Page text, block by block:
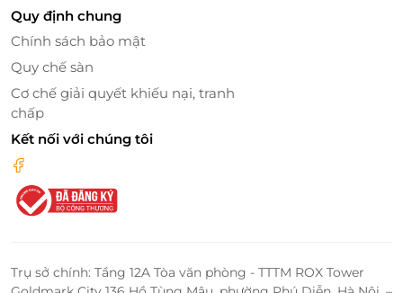
Chuỗi tiện ích đẳng cấp – Nâng tầm kỳ nghỉ
sang trọng, Parosand Danang Hotel còn mang đến
Quy định chung
Chính sách bảo mật
Quy chế sàn
Cơ chế giải quyết khiếu nại, tranh
chấp
Kết nối với chúng tôi
Trụ sở chính: Tầng 12A Tòa văn phòng - TTTM ROX Tower